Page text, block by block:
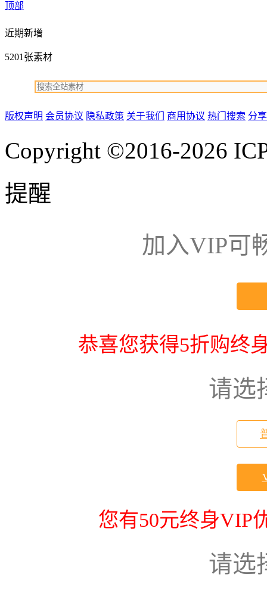
顶部
近期新增
5201张素材
版权声明 会员协议 隐私政策 关于我们 商用协议 热门搜索 分
Copyright ©2016-2026
提醒
加入VIP可
恭喜您获得5折购终
请选
您有50元终身VIP
请选